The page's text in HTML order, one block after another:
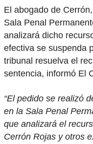
El abogado de
Sala Penal
analizará dicho
efectiva se suspenda
tribunal resuelva el
sentencia, informó El
“El pedido se realizó
en la Sala Penal
que analizará el
Cerrón Rojas y otros